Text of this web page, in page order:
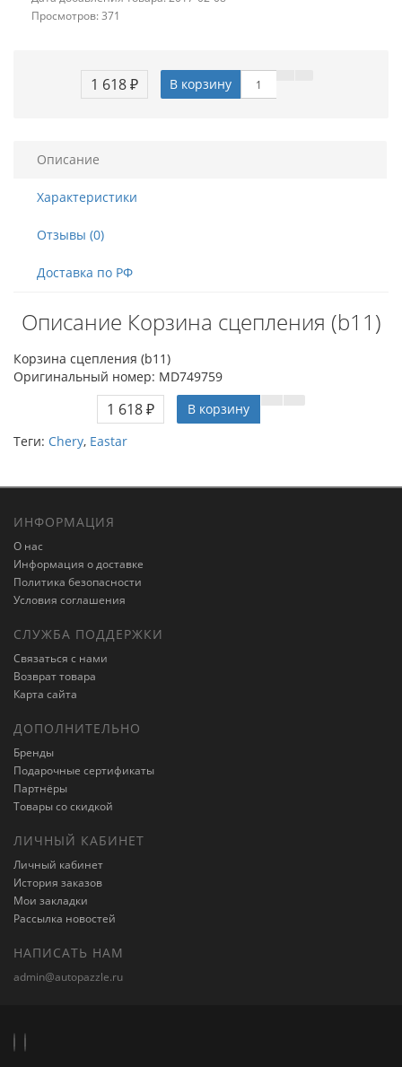
Просмотров: 371
1 618 ₽ В корзину
Описание
Характеристики
Отзывы (0)
Доставка по РФ
Описание Корзина сцепления (b11)
Корзина сцепления (b11)
Оригинальный номер: MD749759
1 618 ₽
В корзину
Теги: Chery, Eastar
ИНФОРМАЦИЯ
О нас
Информация о доставке
Политика безопасности
Условия соглашения
СЛУЖБА ПОДДЕРЖКИ
Связаться с нами
Возврат товара
Карта сайта
ДОПОЛНИТЕЛЬНО
Бренды
Подарочные сертификаты
Партнёры
Товары со скидкой
ЛИЧНЫЙ КАБИНЕТ
Личный кабинет
История заказов
Мои закладки
Рассылка новостей
НАПИСАТЬ НАМ
admin@autopazzle.ru